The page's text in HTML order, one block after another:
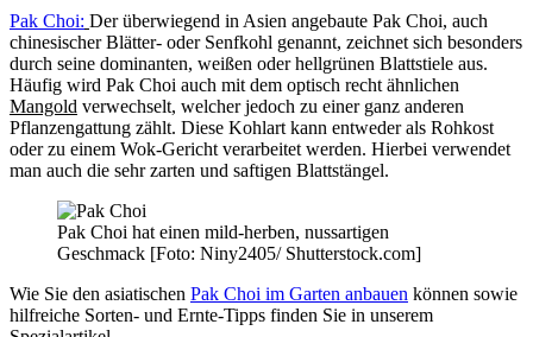
Pak Choi: Der überwiegend in Asien angebaute Pak Choi, auch
chinesischer Blätter- oder Senfkohl genannt, zeichnet sich besonders
durch seine dominanten, weißen oder hellgrünen Blattstiele aus.
Häufig wird Pak Choi auch mit dem optisch recht ähnlichen
Mangold verwechselt, welcher jedoch zu einer ganz anderen
Pflanzengattung zählt. Diese Kohlart kann entweder als Rohkost
oder zu einem Wok-Gericht verarbeitet werden. Hierbei verwendet
man auch die sehr zarten und saftigen Blattstängel.
Pak Choi hat einen mild-herben, nussartigen
Geschmack [Foto: Niny2405/ Shutterstock.com]
Wie Sie den asiatischen Pak Choi im Garten anbauen können sowie
hilfreiche Sorten- und Ernte-Tipps finden Sie in unserem